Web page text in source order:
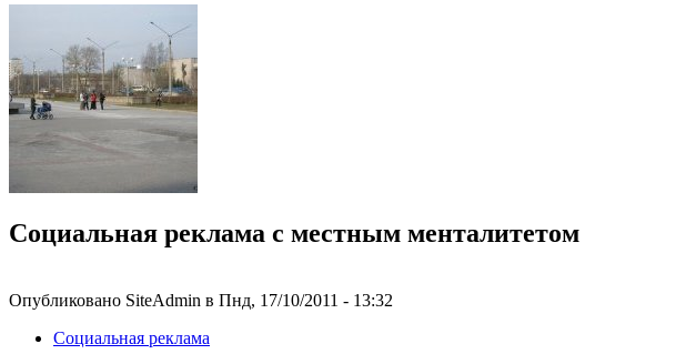
Социальная реклама с местным менталитетом
Опубликовано SiteAdmin в Пнд, 17/10/2011 - 13:32
Социальная реклама